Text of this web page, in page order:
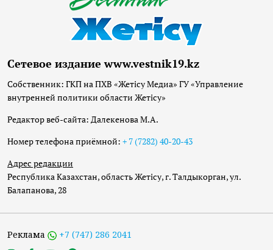
Сетевое издание www.vestnik19.kz
Собственник: ГКП на ПХВ «Жетісу Медиа» ГУ «Управление
внутренней политики области Жетісу»
Редактор веб-сайта: Далекенова М.А.
Номер телефона приёмной: + 7 (7282) 40-20-43
Адрес редакции
Республика Казахстан, область Жетісу, г. Талдыкорган, ул.
Балапанова, 28
Реклама +7 (747) 286 2041